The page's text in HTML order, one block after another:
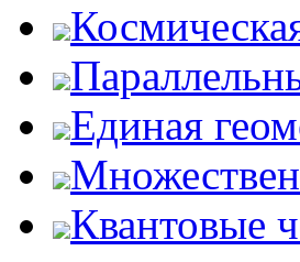
Единая
Квантовые